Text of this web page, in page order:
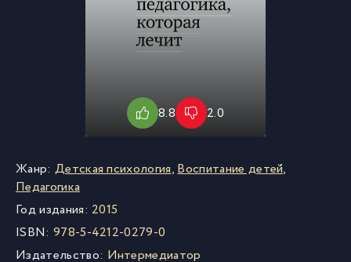
8.8 2.0
Жанр: Детская психология,Воспитание детей,
Педагогика
Год издания: 2015
ISBN: 978-5-4212-0279-0
Издательство: Интермедиатор